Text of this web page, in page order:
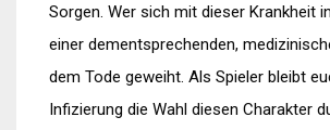
Sorgen. Wer sich mit dieser Krankheit
einer dementsprechenden,
dem Tode geweiht. Als Spieler bleibt
Infizierung die Wahl diesen Charakter